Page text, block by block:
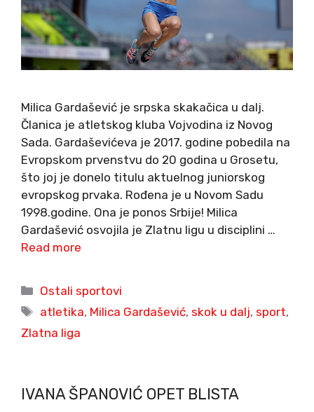
Milica Gardašević je srpska skakačica u dalj.
Članica je atletskog kluba Vojvodina iz Novog
Sada. Gardaševićeva je 2017. godine pobedila na
Evropskom prvenstvu do 20 godina u Grosetu,
što joj je donelo titulu aktuelnog juniorskog
evropskog prvaka. Rođena je u Novom Sadu
1998.godine. Ona je ponos Srbije! Milica
Gardašević osvojila je Zlatnu ligu u disciplini …
Read more
Categories
Ostali sportovi
Tags
atletika, Milica Gardašević, skok u dalj, sport,
Zlatna liga
IVANA ŠPANOVIĆ OPET BLISTA